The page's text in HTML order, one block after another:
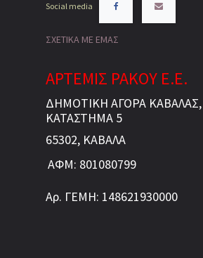
Social media
ΣΧΕΤΙΚΑ ΜΕ ΕΜΑΣ
ΑΡΤΕΜΙΣ ΡΑΚΟΥ Ε.Ε.
ΔΗΜΟΤΙΚΗ ΑΓΟΡΑ
ΚΑΤΑΣΤΗΜΑ 5
65302, ΚΑΒΑΛΑ
ΑΦΜ: 801080799
Αρ. ΓΕΜΗ: 148621930000